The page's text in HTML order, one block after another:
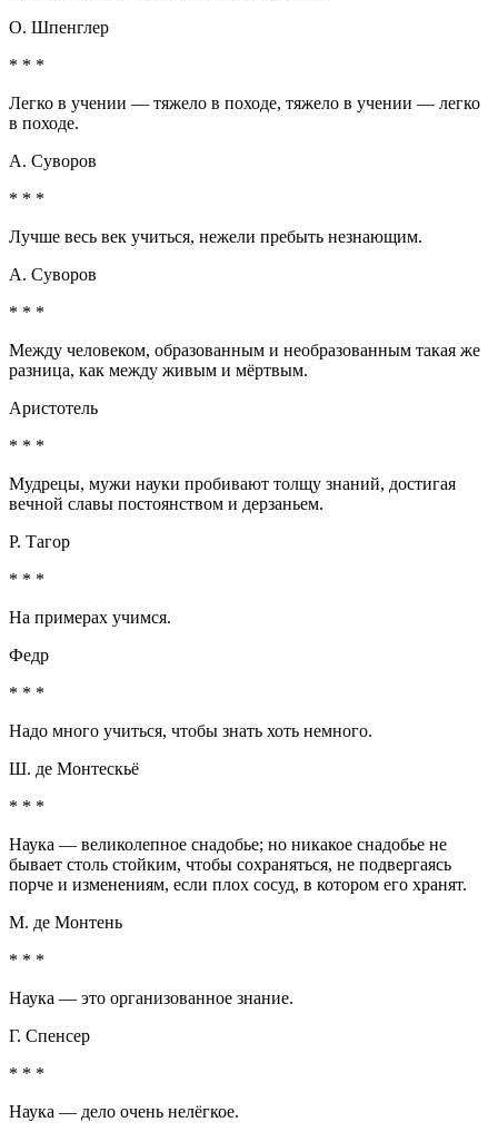
О. Шпенглер
* * *
Легко в учении — тяжело в походе, тяжело в учении — легко
в походе.
А. Суворов
* * *
Лучше весь век учиться, нежели пребыть незнающим.
А. Суворов
* * *
Между человеком, образованным и необразованным такая же
разница, как между живым и мёртвым.
Аристотель
* * *
Мудрецы, мужи науки пробивают толщу знаний, достигая
вечной славы постоянством и дерзаньем.
Р. Тагор
* * *
На примерах учимся.
Федр
* * *
Надо много учиться, чтобы знать хоть немного.
Ш. де Монтескьё
* * *
Наука — великолепное снадобье; но никакое снадобье не
бывает столь стойким, чтобы сохраняться, не подвергаясь
порче и изменениям, если плох сосуд, в котором его хранят.
М. де Монтень
* * *
Наука — это организованное знание.
Г. Спенсер
* * *
Наука — дело очень нелёгкое.